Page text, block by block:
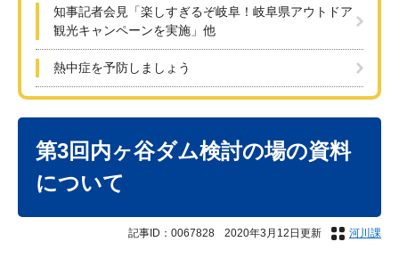
知事記者会見「楽しすぎるぞ岐阜！岐阜県アウトドア
観光キャンペーンを実施」他
熱中症を予防しましょう
第3回内ヶ谷ダム検討の場の資料
について
記事ID：0067828 2020年3月12日更新 河川課